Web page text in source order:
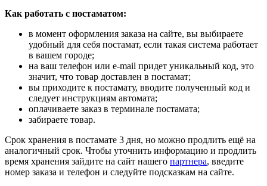
Как работать с постаматом:
в момент оформления заказа на сайте, вы выбираете
удобный для себя постамат, если такая система работает
в вашем городе;
на ваш телефон или e-mail придет уникальный код, это
значит, что товар доставлен в постамат;
вы приходите к постамату, вводите полученный код и
следует инструкциям автомата;
оплачиваете заказ в терминале постамата;
забираете товар.
Срок хранения в постамате 3 дня, но можно продлить ещё на
аналогичный срок. Чтобы уточнить информацию и продлить
время хранения зайдите на сайт нашего партнера, введите
номер заказа и телефон и следуйте подсказкам на сайте.